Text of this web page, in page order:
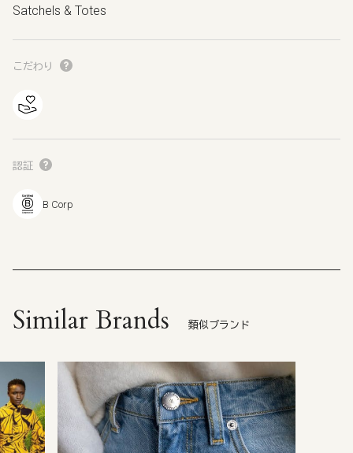
Satchels & Totes
こだわり
認証
B Corp
Similar Brands 類似ブランド